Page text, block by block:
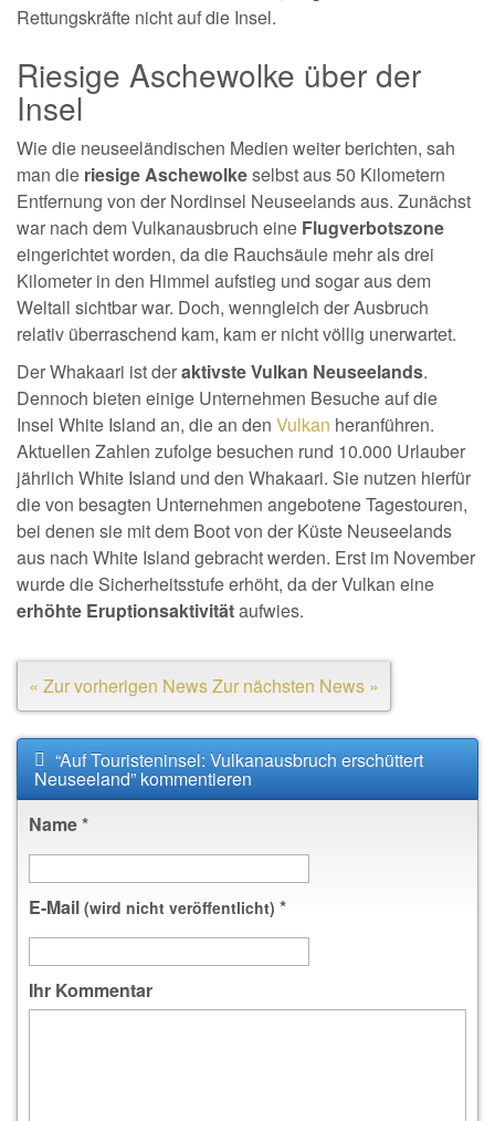
Rettungskräfte nicht auf die Insel.
Riesige Aschewolke über der
Insel
Wie die neuseeländischen Medien weiter berichten, sah
man die riesige Aschewolkeselbst aus 50 Kilometern
Entfernung von der Nordinsel Neuseelands aus. Zunächst
war nach dem Vulkanausbruch eine Flugverbotszone
eingerichtet worden, da die Rauchsäule mehr als drei
Kilometer in den Himmel aufstieg und sogar aus dem
Weltall sichtbar war. Doch, wenngleich der Ausbruch
relativ überraschend kam, kam er nicht völlig unerwartet.
Der Whakaari ist deraktivste Vulkan Neuseelands.
Dennoch bieten einige Unternehmen Besuche auf die
Insel White Island an, die an den Vulkan heranführen.
Aktuellen Zahlen zufolge besuchen rund 10.000 Urlauber
jährlich White Island und den Whakaari. Sie nutzen hierfür
die von besagten Unternehmen angebotene Tagestouren,
bei denen sie mit dem Boot von der Küste Neuseelands
aus nach White Island gebracht werden. Erst im November
wurde die Sicherheitsstufe erhöht, da der Vulkan eine
erhöhte Eruptionsaktivitätaufwies.
« Zur vorherigen NewsZur nächsten News »
“Auf Touristeninsel: Vulkanausbruch erschüttert
Neuseeland” kommentieren
Name*
E-Mail (wird nicht veröffentlicht) *
Ihr Kommentar